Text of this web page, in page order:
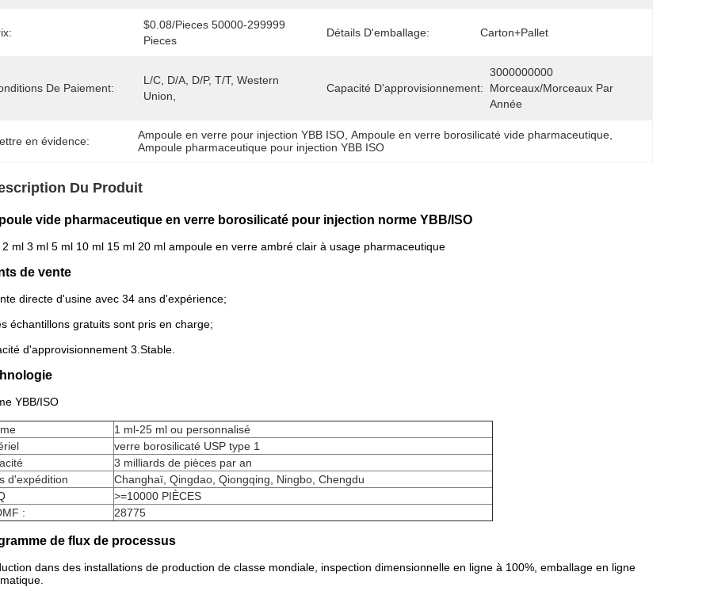
$0.08/pieces 50000-299999
Pieces
Détails D'emballage: Carton+Pallet
De Paiement:
L/C, D/A, D/P, T/T, Western
Union,
Capacité D'approvisionnement:
3000000000
Morceaux/morceaux Par
Année
en évidence: Ampoule en verre pour injection YBB ISO , Ampoule en verre borosilicaté vide pharmaceutique
Ampoule pharmaceutique pour injection YBB ISO
Du Produit
vide pharmaceutique en verre borosilicaté pour injection norme YBB/ISO
2 ml 3 ml 5 ml 10 ml 15 ml 20 ml ampoule en verre ambré clair à usage pharmaceutique
de vente
directe d'usine avec 34 ans d'expérience;
échantillons gratuits sont pris en charge;
d'approvisionnement 3.Stable.
YBB/ISO
1 ml-25 ml ou personnalisé
verre borosilicaté USP type 1
3 milliards de pièces par an
d'expédition
Changhaï, Qingdao, Qiongqing, Ningbo, Chengdu
>=10000 PIÈCES
:
28775
de flux de processus
dans des installations de production de classe mondiale, inspection dimensionnelle en ligne à 100%, emballage en ligne